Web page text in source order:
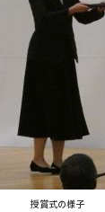
授賞式の様子